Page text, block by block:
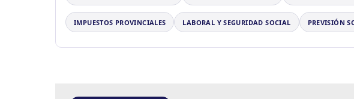
IMPUESTOS PROVINCIALES LABORAL Y SEGURIDAD SOCIAL PREVISIÓN